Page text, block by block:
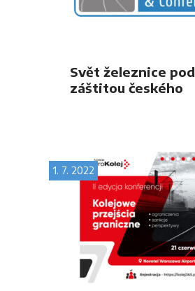
Svět železnice pod
záštitou českého
1. 7. 2022